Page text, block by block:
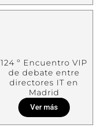
124 º Encuentro VIP
de debate entre
directores IT en
Madrid
Ver más